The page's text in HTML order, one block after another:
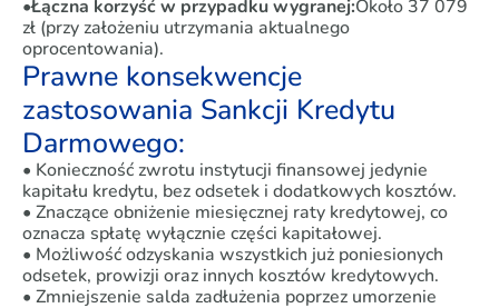
•Łączna korzyść w przypadku wygranej:Około 37 079
zł (przy założeniu utrzymania aktualnego
oprocentowania).
Prawne konsekwencje
zastosowania Sankcji Kredytu
Darmowego:
• Konieczność zwrotu instytucji finansowej jedynie
kapitału kredytu, bez odsetek i dodatkowych kosztów.
• Znaczące obniżenie miesięcznej raty kredytowej, co
oznacza spłatę wyłącznie części kapitałowej.
• Możliwość odzyskania wszystkich już poniesionych
odsetek, prowizji oraz innych kosztów kredytowych.
• Zmniejszenie salda zadłużenia poprzez umorzenie